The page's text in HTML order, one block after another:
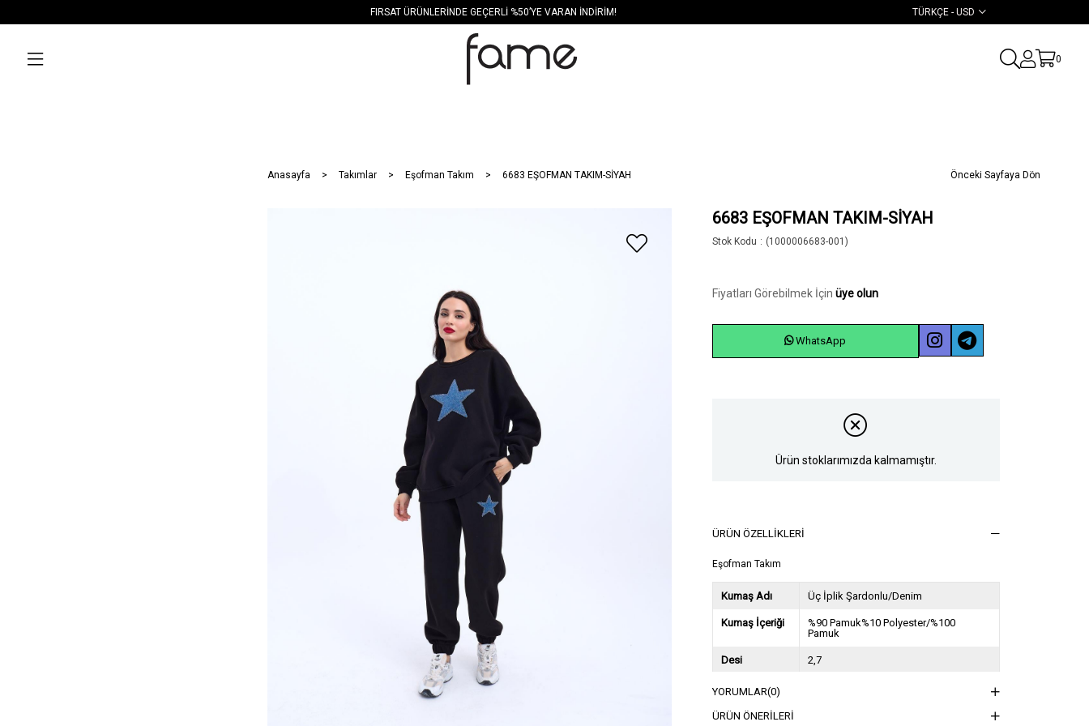
FIRSAT ÜRÜNLERİNDE GEÇERLİ %50’YE VARAN İNDİRİM! TÜRKÇE - USD
0
Anasayfa Takımlar Eşofman Takım 6683 EŞOFMAN TAKIM-SİYAH Önceki Sayfaya Dön
6683 EŞOFMAN TAKIM-SİYAH
Stok Kodu (1000006683-001)
Fiyatları Görebilmek İçin üye olun
WhatsApp
Ürün stoklarımızda kalmamıştır.
ÜRÜN ÖZELLIKLERI
Eşofman Takım
Kumaş Adı Üç İplik Şardonlu/Denim
Kumaş İçeriği
%90 Pamuk%10 Polyester/%100
Pamuk
Desi 2,7
Sezon
Ağırlık Kg
YORUMLAR(0)
ÜRÜN ÖNERILERI